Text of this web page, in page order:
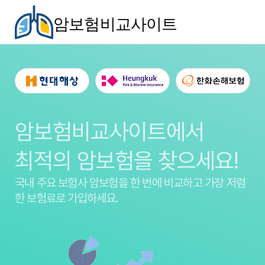
암보험비교사이트
암보험비교사이트에서
최적의 암보험을 찾으세요!
국내 주요 보험사 암보험을한 번에 비교하고 가장 저렴
한 보험료로 가입하세요.